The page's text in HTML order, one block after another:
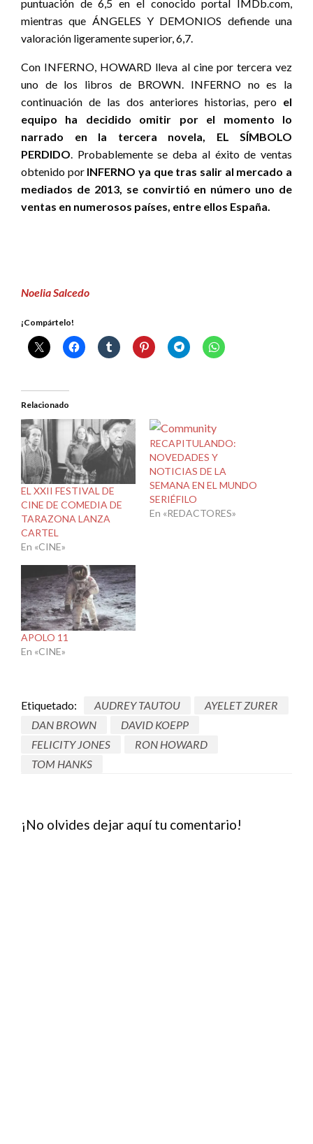
puntuación de 6,5 en el conocido portal IMDb.com,
mientras que ÁNGELES Y DEMONIOS defiende una
valoración ligeramente superior, 6,7.
Con INFERNO, HOWARD lleva al cine por tercera vez
uno de los libros de BROWN. INFERNO no es la
continuación de las dos anteriores historias, pero el
equipo ha decidido omitir por el momento lo
narrado en la tercera novela, EL SÍMBOLO
PERDIDO . Probablemente se deba al éxito de ventas
obtenido por INFERNO ya que tras salir al mercado a
mediados de 2013, se convirtió en número uno de
ventas en numerosos países, entre ellos España.
Noelia Salcedo
¡Compártelo!
Relacionado
EL XXII FESTIVAL DE
CINE DE COMEDIA DE
TARAZONA LANZA
CARTEL
En «CINE»
RECAPITULANDO:
NOVEDADES Y
NOTICIAS DE LA
SEMANA EN EL MUNDO
SERIÉFILO
En «REDACTORES»
APOLO 11
En «CINE»
Etiquetado: AUDREY TAUTOU
AYELET ZURER
DAN BROWN
DAVID KOEPP
FELICITY JONES
RON HOWARD
TOM HANKS
¡No olvides dejar aquí tu comentario!